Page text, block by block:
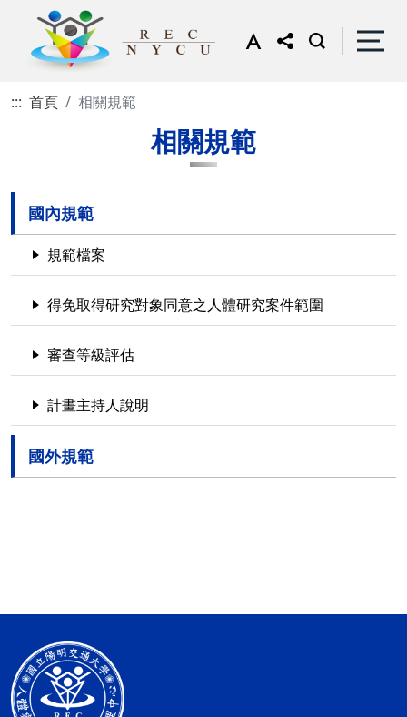
::: 首頁 相關規範
相關規範
國內規範
規範檔案
得免取得研究對象同意之人體研究案件範圍
審查等級評估
計畫主持人說明
國外規範